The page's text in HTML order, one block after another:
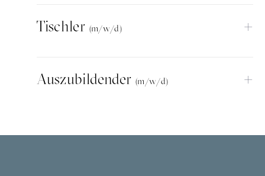
Tischler (m/w/d) +
Auszubildender (m/w/d) +